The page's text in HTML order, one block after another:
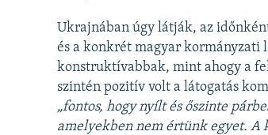
Ukrajnában úgy látják, az
és a konkrét magyar kormányzati
konstruktívabbak, mint ahogy a
szintén pozitív volt a látogatás
„fontos, hogy nyílt és őszinte
amelyekben nem értünk egyet. A